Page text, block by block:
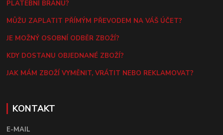
PLATEBNÍ BRÁNU?
MŮŽU ZAPLATIT PŘÍMÝM PŘEVODEM NA VÁŠ ÚČET?
JE MOŽNÝ OSOBNÍ ODBĚR ZBOŽÍ?
KDY DOSTANU OBJEDNANÉ ZBOŽÍ?
JAK MÁM ZBOŽÍ VYMĚNIT, VRÁTIT NEBO REKLAMOVAT?
KONTAKT
E-MAIL